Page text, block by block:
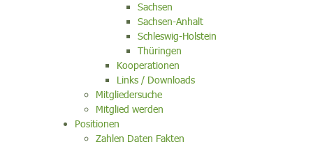
Sachsen
Sachsen-Anhalt
Schleswig-Holstein
Thüringen
Kooperationen
Links / Downloads
Mitgliedersuche
Mitglied werden
Positionen